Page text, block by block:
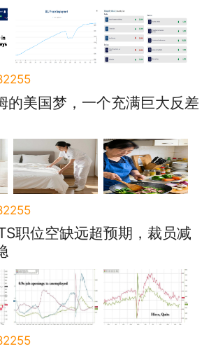
的美国梦，一个充满巨大反差
职位空缺远超预期，裁员减